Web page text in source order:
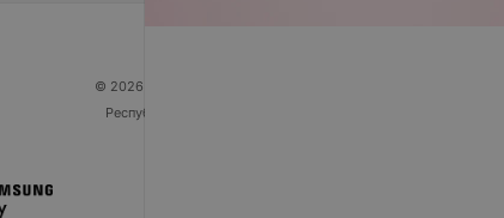
© 2026 ООО «Артокс Лаб», УНП 191700409
Республика Беларусь, г. Минск, улица Толбухина, 2,